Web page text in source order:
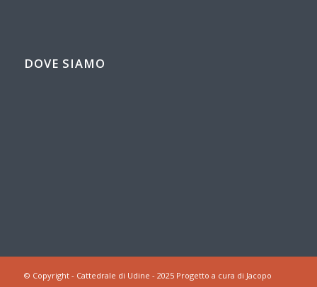
DOVE SIAMO
© Copyright - Cattedrale di Udine - 2025 Progetto a cura di Jacopo